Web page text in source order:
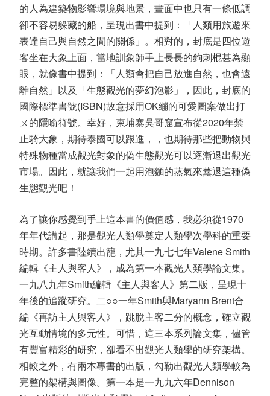
的人為建築物影響環境與地景，畫面中也只有一條低調
卻不容易躲藏的船，呈現出書中提到：「人類用旅遊來
表達自己與自然之間的關係」。相對的，封底是四位遊
客坐在大象上面，當地訓象師手上長長的鉤刺棍甚為顯
眼，就像書中提到：「人類會把自己放進自然，也會遠
離自然」以及「生態觀光的夢幻泡影」，因此，封底的
國際標準書號(ISBN)故意採用OK繃的可愛圖案做出打
ㄨ的隱喻符號。幸好，柬埔寨吳哥窟宣布從2020年禁
止騎大象，期待泰國可以跟進，，也期待那些把動物與
特殊物種當成觀光對象的偽生態觀光可以逐漸退出觀光
市場。因此，就讓我們一起用泡麵的蒸氣來薰退這種偽
生態觀光吧！
為了讓你感覺到手上這本書的價值感，我必須從1970
年年代講起，那是觀光人類學奠定人類學次學科的重要
時期。許多書陸續出籠，尤其一九七七年Valene Smith
編輯《主人與客人》，成為第一本觀光人類學論文集。
一九八九年Smith編輯《主人與客人》第二版，呈現十
年後的追蹤研究。二○○一年Smith與Maryann Brent合
編《再訪主人與客人》，跳脫主客二分的概念，確立觀
光互動情境的多元性。可惜，這三本系列論文集，儘管
有豐富精彩的研究，卻看不出觀光人類學的研究架構。
相較之外，有兩本專書的出版，勾勒出觀光人類學較為
完整的架構與圖像。第一本是一九九六年Dennison